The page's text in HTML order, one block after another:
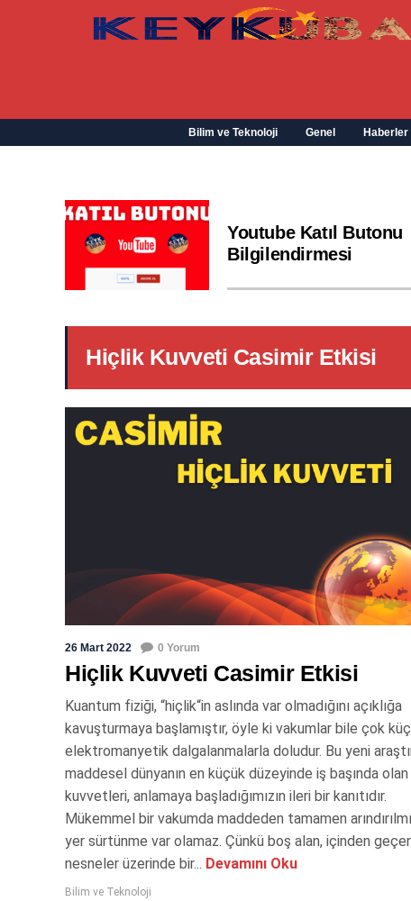
Bilim ve Teknoloji Genel Haberler
Youtube Katıl Butonu
Bilgilendirmesi
Hiçlik Kuvveti Casimir Etkisi
26 Mart 2022 0 Yorum
Hiçlik Kuvveti Casimir Etkisi
Kuantum fiziği, “hiçlik“in aslında var olmadığını açıklığa
kavuşturmaya başlamıştır, öyle ki vakumlar bile çok
elektromanyetik dalgalanmalarla doludur. Bu yeni
maddesel dünyanın en küçük düzeyinde iş başında
kuvvetleri, anlamaya başladığımızın ileri bir kanıtıdır.
Mükemmel bir vakumda maddeden tamamen
yer sürtünme var olamaz. Çünkü boş alan, içinden
nesneler üzerinde bir... Devamını Oku
Bilim ve Teknoloji